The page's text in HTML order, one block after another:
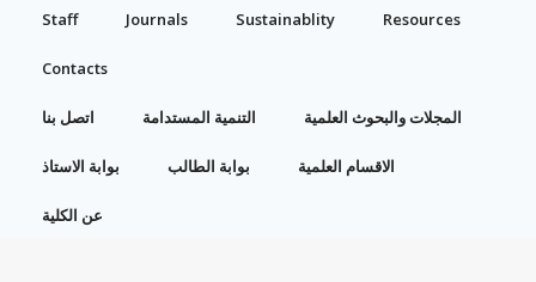
Staff Journals Sustainablity Resources
Contacts
اتصل بنا التنمية المستدامة المجلات والبحوث العلمية
بوابة الاستاذ بوابة الطالب الاقسام العلمية
عن الكلية